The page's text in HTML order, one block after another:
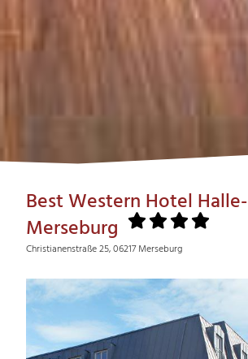
Best Western Hotel Halle-
Merseburg
Christianenstraße 25, 06217 Merseburg